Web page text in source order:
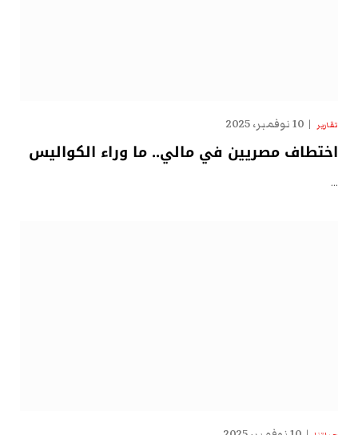
تقارير 10 نوفمبر، 2025
اختطاف مصريين في مالي.. ما وراء الكواليس
…